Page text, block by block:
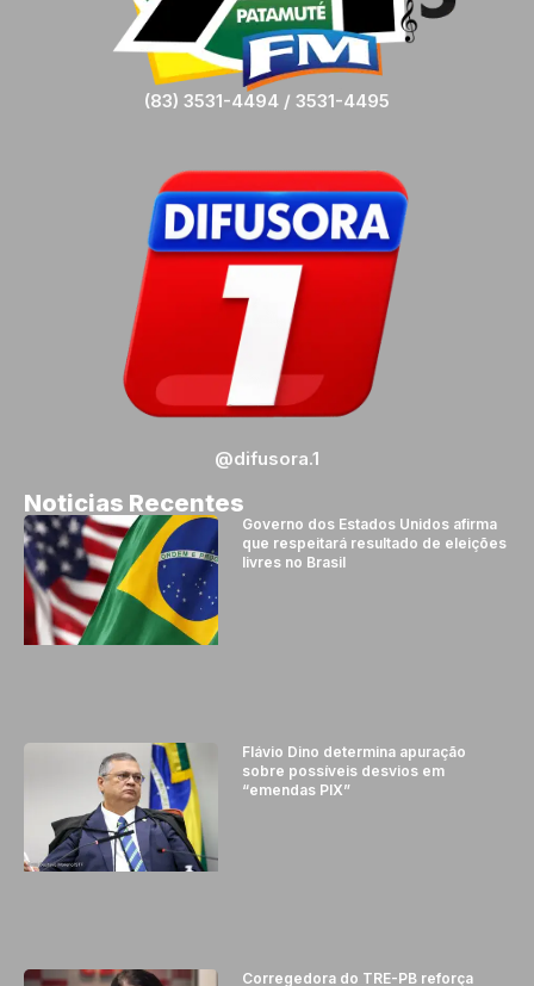
(83) 3531-4494 / 3531-4495
@difusora.1
Noticias Recentes
Governo dos Estados Unidos afirma
que respeitará resultado de eleições
livres no Brasil
Flávio Dino determina apuração
sobre possíveis desvios em
“emendas PIX”
Corregedora do TRE-PB reforça